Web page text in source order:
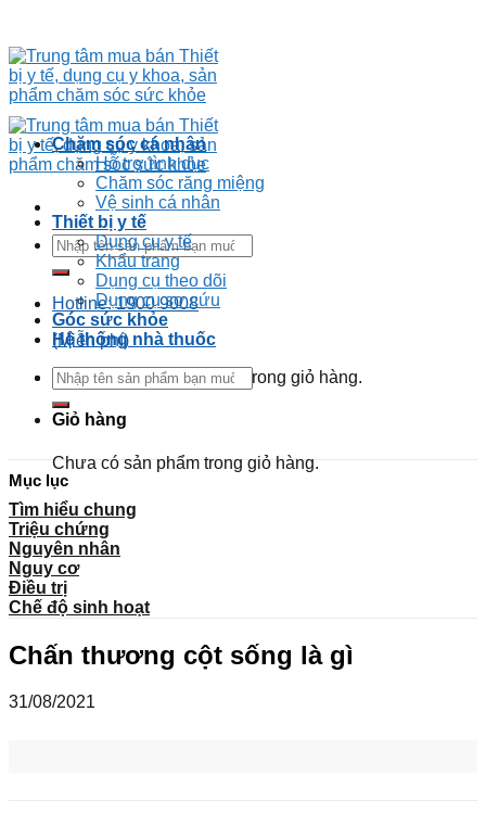
Hotline: 1900 9008
(Miễn phí)
Chưa có sản phẩm trong giỏ hàng.
Giỏ hàng
Chưa có sản phẩm trong giỏ hàng.
Chăm sóc cá nhân
Hỗ trợ tình dục
Chăm sóc răng miệng
Vệ sinh cá nhân
Thiết bị y tế
Dụng cụ y tế
Khẩu trang
Dụng cụ theo dõi
Dụng cụ sơ cứu
Góc sức khỏe
Hệ thống nhà thuốc
Mục lục
Tìm hiểu chung
Triệu chứng
Nguyên nhân
Nguy cơ
Điều trị
Chế độ sinh hoạt
Chấn thương cột sống là gì
31/08/2021